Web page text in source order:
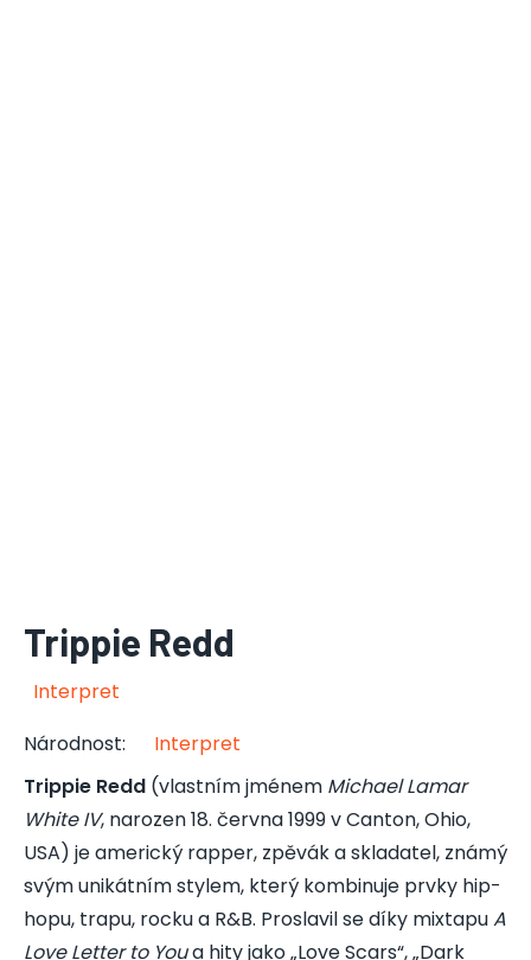
Trippie Redd
Interpret
Národnost:
Interpret
Trippie Redd (vlastním jménem Michael Lamar
White IV, narozen 18. června 1999 v Canton, Ohio,
USA) je americký rapper, zpěvák a skladatel, známý
svým unikátním stylem, který kombinuje prvky hip-
hopu, trapu, rocku a R&B. Proslavil se díky mixtapuA
Love Letter to Youa hity jako „Love Scars“, „Dark